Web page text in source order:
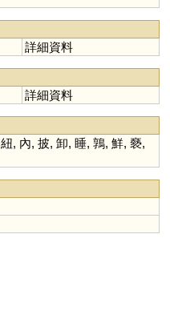
詳細資料
詳細資料
紐, 內, 披, 卸, 睡, 鶉, 鮮, 褻,